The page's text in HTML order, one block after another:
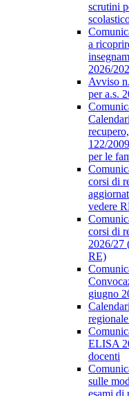
scrutini
a
2026/
Avviso
per a.s.
122/
per le
corsi di
vedere
corsi di
2026/27
RE)
giugno
ELISA
docenti
sulle